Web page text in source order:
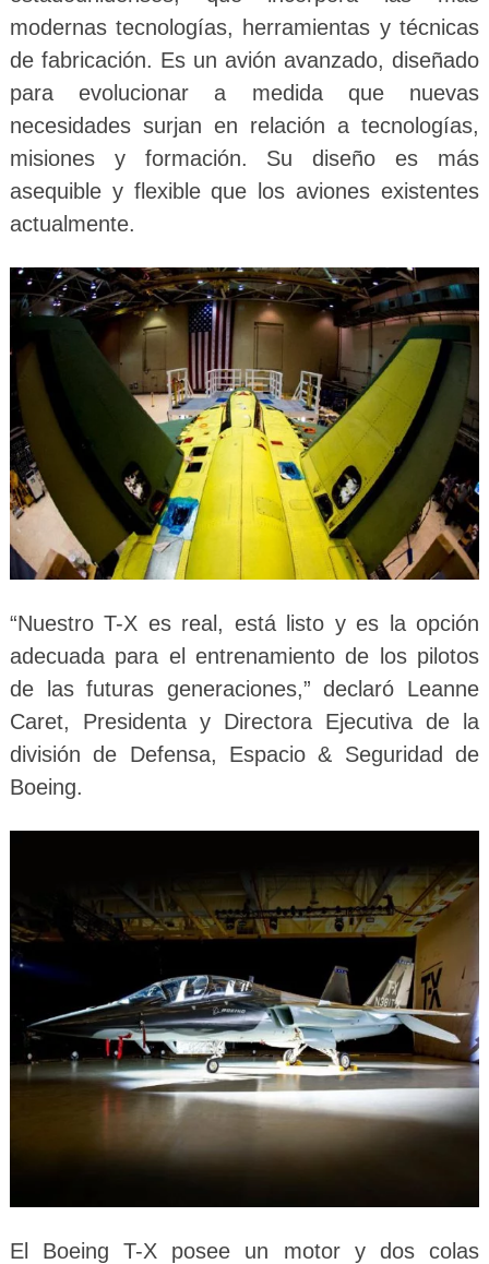
modernas tecnologías, herramientas y técnicas
de fabricación. Es un avión avanzado, diseñado
para evolucionar a medida que nuevas
necesidades surjan en relación a tecnologías,
misiones y formación. Su diseño es más
asequible y flexible que los aviones existentes
actualmente.
“Nuestro T-X es real, está listo y es la opción
adecuada para el entrenamiento de los pilotos
de las futuras generaciones,” declaró Leanne
Caret, Presidenta y Directora Ejecutiva de la
división de Defensa, Espacio & Seguridad de
Boeing.
El Boeing T-X posee un motor y dos colas